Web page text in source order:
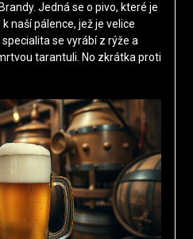
Jedná se o pivo, které je
naší pálence, jež je velice
se vyrábí z rýže a
tarantuli. No zkrátka proti